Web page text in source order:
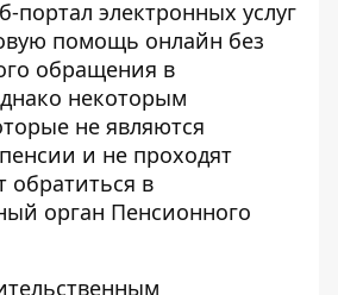
портал электронных услуг
помощь онлайн без
обращения в
некоторым
не являются
и не проходят
обратиться в
орган Пенсионного